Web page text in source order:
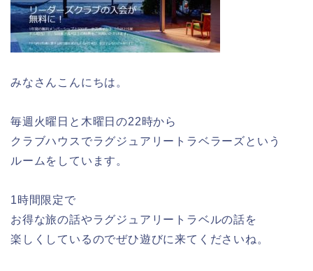
みなさんこんにちは。
毎週火曜日と木曜日の22時から
クラブハウスでラグジュアリートラベラーズという
ルームをしています。
1時間限定で
お得な旅の話やラグジュアリートラベルの話を
楽しくしているのでぜひ遊びに来てくださいね。